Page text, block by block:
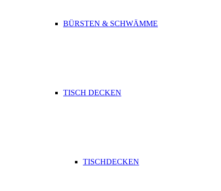
BÜRSTEN & SCHWÄMME
TISCH DECKEN
TISCHDECKEN